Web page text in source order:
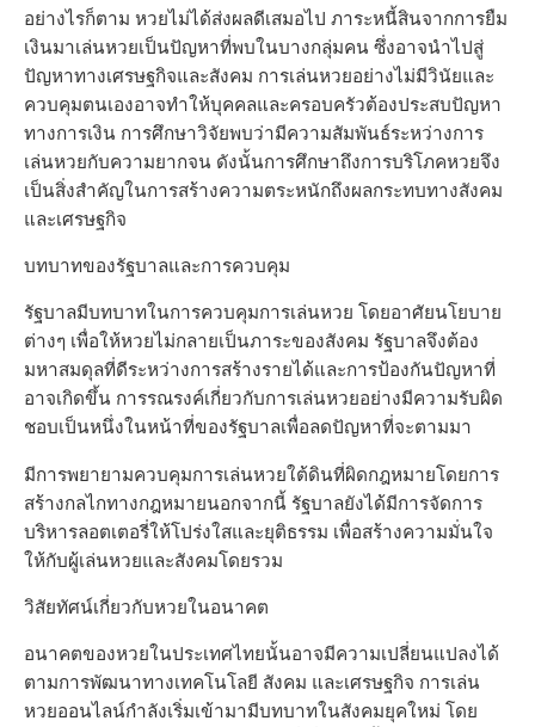
อย่างไรก็ตาม หวยไม่ได้ส่งผลดีเสมอไป ภาระหนี้สินจากการยืม
เงินมาเล่นหวยเป็นปัญหาที่พบในบางกลุ่มคน ซึ่งอาจนำไปสู่
ปัญหาทางเศรษฐกิจและสังคม การเล่นหวยอย่างไม่มีวินัยและ
ควบคุมตนเองอาจทำให้บุคคลและครอบครัวต้องประสบปัญหา
ทางการเงิน การศึกษาวิจัยพบว่ามีความสัมพันธ์ระหว่างการ
เล่นหวยกับความยากจน ดังนั้นการศึกษาถึงการบริโภคหวยจึง
เป็นสิ่งสำคัญในการสร้างความตระหนักถึงผลกระทบทางสังคม
และเศรษฐกิจ
บทบาทของรัฐบาลและการควบคุม
รัฐบาลมีบทบาทในการควบคุมการเล่นหวย โดยอาศัยนโยบาย
ต่างๆ เพื่อให้หวยไม่กลายเป็นภาระของสังคม รัฐบาลจึงต้อง
มหาสมดุลที่ดีระหว่างการสร้างรายได้และการป้องกันปัญหาที่
อาจเกิดขึ้น การรณรงค์เกี่ยวกับการเล่นหวยอย่างมีความรับผิด
ชอบเป็นหนึ่งในหน้าที่ของรัฐบาลเพื่อลดปัญหาที่จะตามมา
มีการพยายามควบคุมการเล่นหวยใต้ดินที่ผิดกฎหมายโดยการ
สร้างกลไกทางกฎหมายนอกจากนี้ รัฐบาลยังได้มีการจัดการ
บริหารลอตเตอรี่ให้โปร่งใสและยุติธรรม เพื่อสร้างความมั่นใจ
ให้กับผู้เล่นหวยและสังคมโดยรวม
วิสัยทัศน์เกี่ยวกับหวยในอนาคต
อนาคตของหวยในประเทศไทยนั้นอาจมีความเปลี่ยนแปลงได้
ตามการพัฒนาทางเทคโนโลยี สังคม และเศรษฐกิจ การเล่น
หวยออนไลน์กำลังเริ่มเข้ามามีบทบาทในสังคมยุคใหม่ โดย